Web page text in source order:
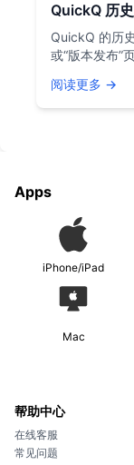
QuickQ 历
QuickQ 的历
或“版本发布”
阅读更多 →
Apps
iPhone/iPad
Mac
帮助中心
在线客服
常见问题